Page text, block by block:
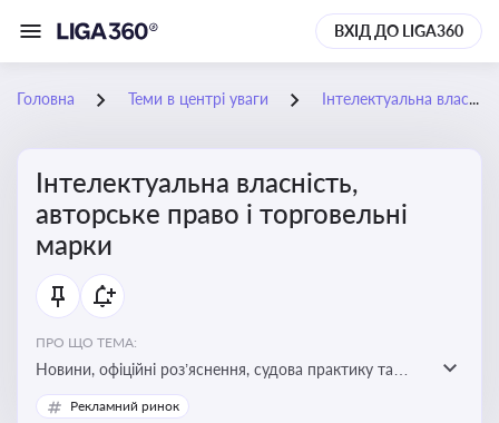
ВХІД ДО LIGA360
Головна Теми в центрі уваги Інтелектуальна власність, авторське право і торговельні марки
Інтелектуальна власність,
авторське право і торговельні
марки
ПРО ЩО ТЕМА:
Новини, офіційні роз’яснення, судова практику та
експертні матеріали, що стосуються авторського
Рекламний ринок